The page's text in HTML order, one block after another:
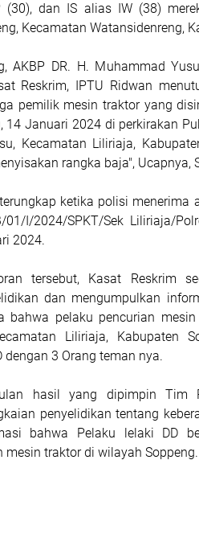
(30), dan IS alias IW (38)
Kecamatan Watansidenreng,
AKBP DR. H. Muhammad
Reskrim, IPTU Ridwan
pemilik mesin traktor yang
14 Januari 2024 di perkirakan
Kecamatan Liliriaja,
rangka baja", Ucapnya,
ketika polisi menerima
I/2024/SPKT/Sek Liliriaja/
2024.
tersebut, Kasat Reskrim
dan mengumpulkan
bahwa pelaku pencurian
Liliriaja, Kabupaten
dengan 3 Orang teman nya.
hasil yang dipimpin Tim
penyelidikan tentang
bahwa Pelaku lelaki DD
mesin traktor di wilayah Soppeng.